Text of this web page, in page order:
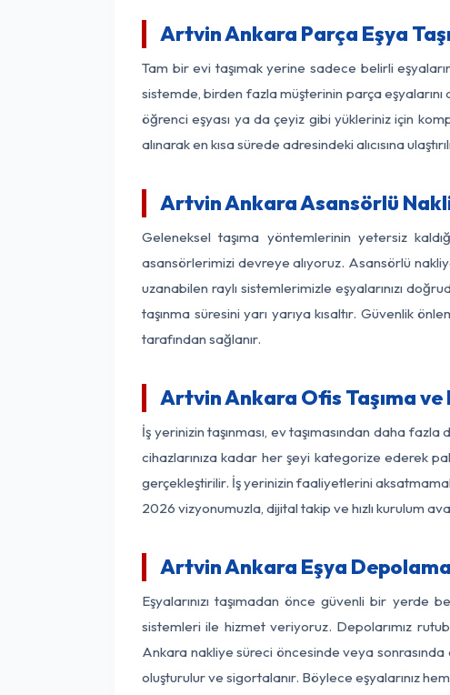
Artvin Ankara Parça Eşya
Tam bir evi taşımak yerine sadece belirli
sistemde, birden fazla müşterinin parça
öğrenci eşyası ya da çeyiz gibi yükleriniz için
alınarak en kısa sürede adresindeki alıcısına
Artvin Ankara Asansörlü
Geleneksel taşıma yöntemlerinin yetersiz
asansörlerimizi devreye alıyoruz. Asansörlü
uzanabilen raylı sistemlerimizle eşyalarınızı
taşınma süresini yarı yarıya kısaltır. Güvenlik
tarafından sağlanır.
Artvin Ankara Ofis Taşıma
İş yerinizin taşınması, ev taşımasından daha
cihazlarınıza kadar her şeyi kategorize ederek
gerçekleştirilir. İş yerinizin faaliyetlerini
2026 vizyonumuzla, dijital takip ve hızlı kurulum
Artvin Ankara Eşya
Eşyalarınızı taşımadan önce güvenli bir
sistemleri ile hizmet veriyoruz. Depolarımız
Ankara nakliye süreci öncesinde veya
oluşturulur ve sigortalanır. Böylece eşyalarınız